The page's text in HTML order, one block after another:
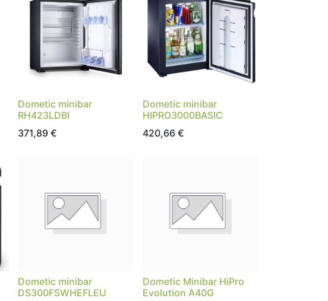
Dometic minibar
RH423LDBI
371,89 €
Dometic minibar
HIPRO3000BASIC
420,66 €
Dometic minibar
DS300FSWHEFLEU
Dometic Minibar HiPro
Evolution A40G